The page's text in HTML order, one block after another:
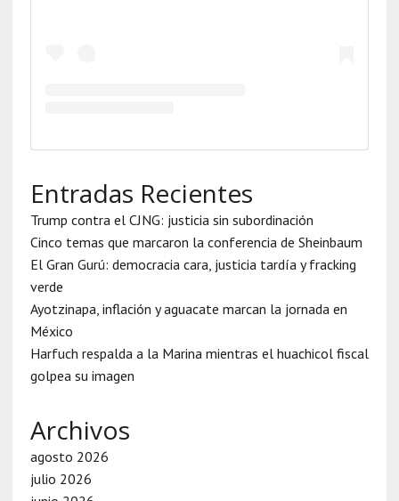
Entradas Recientes
Trump contra el CJNG: justicia sin subordinación
Cinco temas que marcaron la conferencia de Sheinbaum
El Gran Gurú: democracia cara, justicia tardía y fracking
verde
Ayotzinapa, inflación y aguacate marcan la jornada en
México
Harfuch respalda a la Marina mientras el huachicol fiscal
golpea su imagen
Archivos
agosto 2026
julio 2026